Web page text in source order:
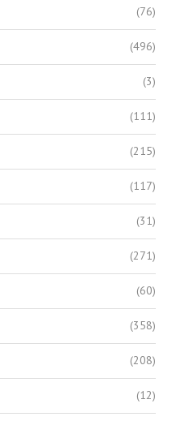
(76)
(496)
(3)
(111)
(215)
(117)
(31)
(271)
(60)
(358)
(208)
(12)